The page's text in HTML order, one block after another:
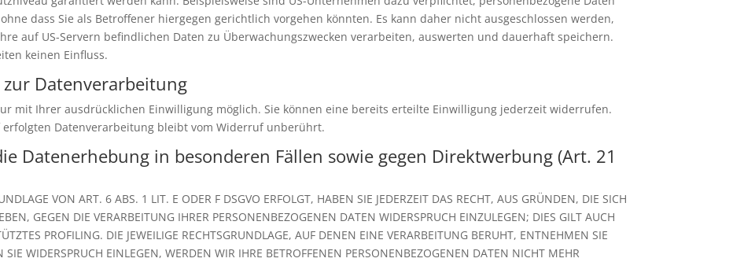
dass Sie als Betroffener hiergegen gerichtlich vorgehen könnten. Es kann daher nicht ausgeschlossen werden,
auf US-Servern befindlichen Daten zu Überwachungszwecken verarbeiten, auswerten und dauerhaft speichern.
keinen Einfluss.
Datenverarbeitung
mit Ihrer ausdrücklichen Einwilligung möglich. Sie können eine bereits erteilte Einwilligung jederzeit widerrufen.
Datenverarbeitung bleibt vom Widerruf unberührt.
Datenerhebung in besonderen Fällen sowie gegen Direktwerbung (Art. 21
VON ART. 6 ABS. 1 LIT. E ODER F DSGVO ERFOLGT, HABEN SIE JEDERZEIT DAS RECHT, AUS GRÜNDEN, DIE SICH
GEGEN DIE VERARBEITUNG IHRER PERSONENBEZOGENEN DATEN WIDERSPRUCH EINZULEGEN; DIES GILT AUCH
PROFILING. DIE JEWEILIGE RECHTSGRUNDLAGE, AUF DENEN EINE VERARBEITUNG BERUHT, ENTNEHMEN SIE
WIDERSPRUCH EINLEGEN, WERDEN WIR IHRE BETROFFENEN PERSONENBEZOGENEN DATEN NICHT MEHR